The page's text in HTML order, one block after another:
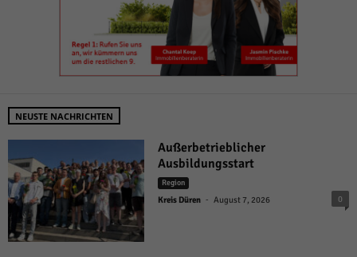
NEUSTE NACHRICHTEN
Außerbetrieblicher
Ausbildungsstart
Region
Kreis Düren - August 7, 2026 0